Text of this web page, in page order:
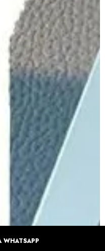
WHATSAPP